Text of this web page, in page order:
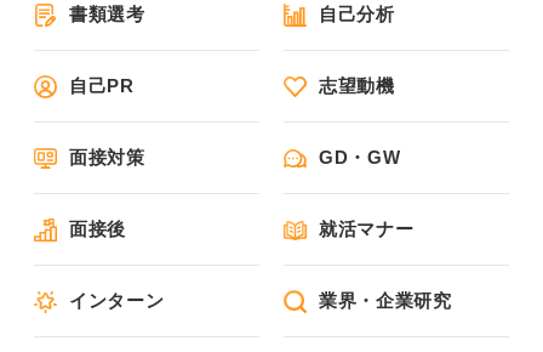
書類選考 自己分析
自己PR 志望動機
面接対策 GD・GW
面接後 就活マナー
インターン 業界・企業研究